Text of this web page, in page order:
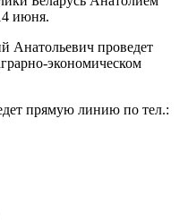
июня.
Анатольевич проведет
экономическом
прямую линию по тел.: